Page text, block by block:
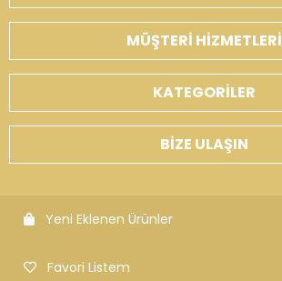
MÜŞTERİ HİZMETLERİ
KATEGORİLER
BİZE ULAŞIN
Yeni Eklenen Ürünler
Favori Listem